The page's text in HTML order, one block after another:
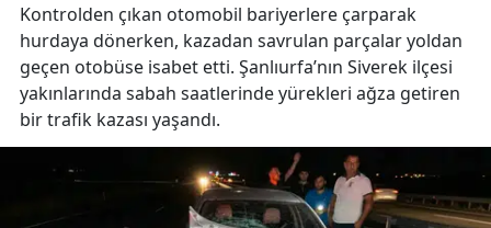
Kontrolden çıkan otomobil bariyerlere çarparak
hurdaya dönerken, kazadan savrulan parçalar yoldan
geçen otobüse isabet etti. Şanlıurfa’nın Siverek ilçesi
yakınlarında sabah saatlerinde yürekleri ağza getiren
bir trafik kazası yaşandı.